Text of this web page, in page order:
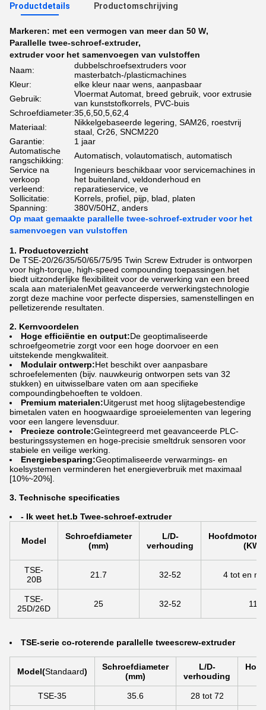
Productdetails Productomschrijving
Markeren: met een vermogen van meer dan 50 W,
Parallelle twee-schroef-extruder,
extruder voor het samenvoegen van vulstoffen
Naam:
dubbelschroefsextruders voor
masterbatch-/plasticmachines
Kleur:
elke kleur naar wens, aanpasbaar
Gebruik:
Vloermat Automat, breed gebruik, voor extrusie
van kunststofkorrels, PVC-buis
Schroefdiameter:35,6,50,5,62,4
Materiaal:
Nikkelgebaseerde legering, SAM26, roestvrij
staal, Cr26, SNCM220
Garantie:
1 jaar
Automatische
rangschikking:
Automatisch, volautomatisch, automatisch
Service na
verkoop
verleend:
Ingenieurs beschikbaar voor servicemachines in
het buitenland, veldonderhoud en
reparatieservice, ve
Sollicitatie:
Korrels, profiel, pijp, blad, platen
Spanning:
380V/50HZ, anders
Op maat gemaakte parallelle twee-schroef-extruder voor het
samenvoegen van vulstoffen
1. Productoverzicht
De TSE-20/26/35/50/65/75/95 Twin Screw Extruder is ontworpen
voor high-torque, high-speed compounding toepassingen.het
biedt uitzonderlijke flexibiliteit voor de verwerking van een breed
scala aan materialenMet geavanceerde verwerkingstechnologie
zorgt deze machine voor perfecte dispersies, samenstellingen en
pelletizerende resultaten.
2. Kernvoordelen
Hoge efficiëntie en output:De geoptimaliseerde
schroefgeometrie zorgt voor een hoge doorvoer en een
uitstekende mengkwaliteit.
Modulair ontwerp:Het beschikt over aanpasbare
schroefelementen (bijv. nauwkeurig ontworpen sets van 32
stukken) en uitwisselbare vaten om aan specifieke
compoundingbehoeften te voldoen.
Premium materialen:Uitgerust met hoog slijtagebestendige
bimetalen vaten en hoogwaardige sproeielementen van legering
voor een langere levensduur.
Precieze controle:Geïntegreerd met geavanceerde PLC-
besturingssystemen en hoge-precisie smeltdruk sensoren voor
stabiele en veilige werking.
Energiebesparing:Geoptimaliseerde verwarmings- en
koelsystemen verminderen het energieverbruik met maximaal
[10%~20%].
3. Technische specificaties
- Ik weet het.b Twee-schroef-extruder
Model
Schroefdiameter
(mm)
L/D-
verhouding
(KW)
TSE-
20B
21.7 32-52 4 tot en
TSE-
25D/26D
25 32-52 11
TSE-serie co-roterende parallelle tweescrew-extruder
Model(Standaard)
Schroefdiameter
(mm)
L/D-
verhouding
TSE-35 35.6 28 tot 72